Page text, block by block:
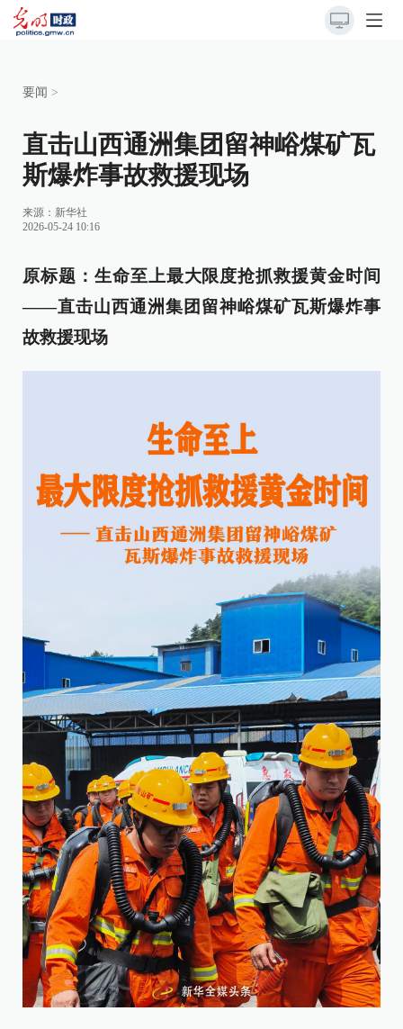
要闻 >
直击山西通洲集团留神峪煤矿瓦
斯爆炸事故救援现场
来源： 新华社
2026-05-24 10:16
原标题： 生命至上最大限度抢抓救援黄金时间
——直击山西通洲集团留神峪煤矿瓦斯爆炸事
故救援现场